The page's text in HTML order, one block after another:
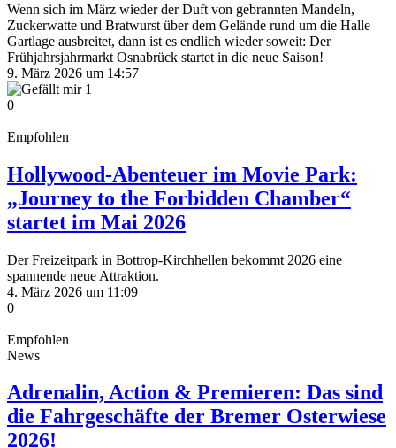
Wenn sich im März wieder der Duft von gebrannten Mandeln,
Zuckerwatte und Bratwurst über dem Gelände rund um die Halle
Gartlage ausbreitet, dann ist es endlich wieder soweit: Der
Frühjahrsjahrmarkt Osnabrück startet in die neue Saison!
9. März 2026 um 14:57
1
0
Empfohlen
Hollywood-Abenteuer im Movie Park:
„Journey to the Forbidden Chamber“
startet im Mai 2026
Der Freizeitpark in Bottrop-Kirchhellen bekommt 2026 eine
spannende neue Attraktion.
4. März 2026 um 11:09
0
Empfohlen
News
Adrenalin, Action & Premieren: Das sind
die Fahrgeschäfte der Bremer Osterwiese
2026!